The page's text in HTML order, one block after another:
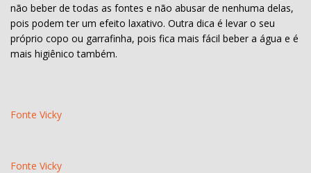
não beber de todas as fontes e não abusar de nenhuma delas,
pois podem ter um efeito laxativo. Outra dica é levar o seu
próprio copo ou garrafinha, pois fica mais fácil beber a água e é
mais higiênico também.
Fonte Vicky
Fonte Vicky